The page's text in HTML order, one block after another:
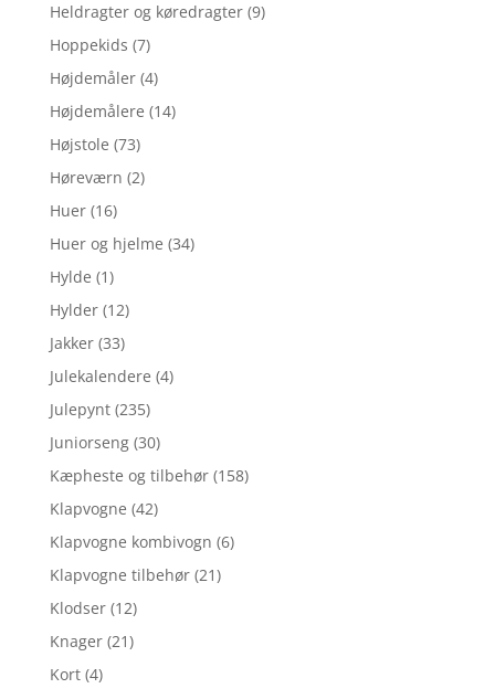
Heldragter og køredragter (9)
Hoppekids (7)
Højdemåler (4)
Højdemålere (14)
Højstole (73)
Høreværn (2)
Huer (16)
Huer og hjelme (34)
Hylde (1)
Hylder (12)
Jakker (33)
Julekalendere (4)
Julepynt (235)
Juniorseng (30)
Kæpheste og tilbehør (158)
Klapvogne (42)
Klapvogne kombivogn (6)
Klapvogne tilbehør (21)
Klodser (12)
Knager (21)
Kort (4)